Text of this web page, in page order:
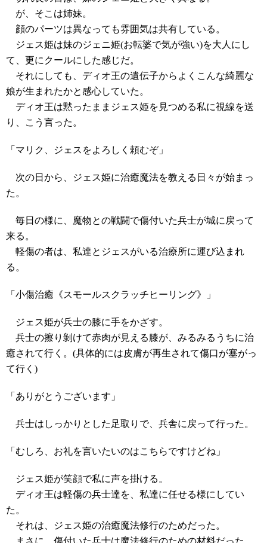
が、そこは姉妹。
顔のパーツは異なっても雰囲気は共有している。
ジェス姫は妹のジェニ姫(お転婆で気が強い)を大人にし
て、更にクールにした感じだ。
それにしても、ディオ王の遺伝子からよくこんな綺麗な
娘が生まれたかと感心していた。
ディオ王は黙ったままジェス姫を見つめる私に視線を送
り、こう言った。
「マリク、ジェスをよろしく頼むぞ」
次の日から、ジェス姫に治癒魔法を教える日々が始まっ
た。
毎日の様に、魔物との戦闘で傷付いた兵士が城に戻って
来る。
軽傷の者は、私達とジェスがいる治療所に運び込まれ
る。
「小傷治癒《スモールスクラッチヒーリング》」
ジェス姫が兵士の膝に手をかざす。
兵士の擦り剝けて赤肉が見える膝が、みるみるうちに治
癒されて行く。(具体的には皮膚が再生されて傷口が塞がっ
て行く)
「ありがとうございます」
兵士はしっかりとした足取りで、兵舎に戻って行った。
「むしろ、お礼を言いたいのはこちらですけどね」
ジェス姫が笑顔で私に声を掛ける。
ディオ王は軽傷の兵士達を、私達に任せる様にしてい
た。
それは、ジェス姫の治癒魔法修行のためだった。
まさに、傷付いた兵士は魔法修行のための材料だった。